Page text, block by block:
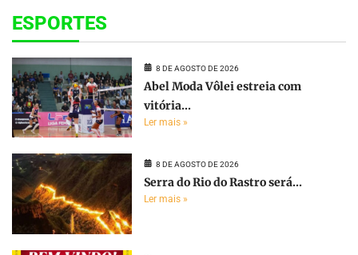
ESPORTES
8 DE AGOSTO DE 2026
Abel Moda Vôlei estreia com
vitória...
Ler mais »
8 DE AGOSTO DE 2026
Serra do Rio do Rastro será...
Ler mais »